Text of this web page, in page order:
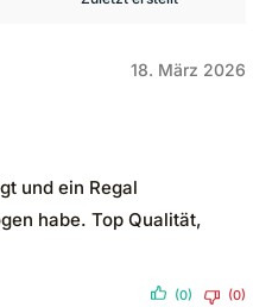
18. März 2026
und ein Regal
habe. Top Qualität,
(0) (0)